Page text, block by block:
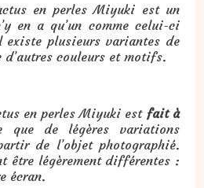
en perles Miyuki est un
en a qu’un comme celui-ci
plusieurs variantes de
d’autres couleurs et motifs.
en perles Miyuki est fait à
que de légères variations
de l’objet photographié.
être légèrement différentes :
écran.